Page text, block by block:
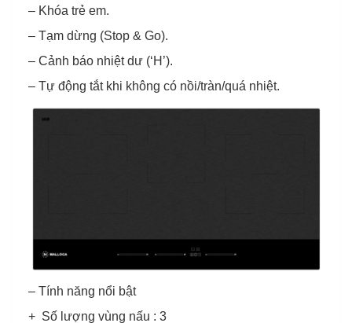
– Khóa trẻ em.
– Tạm dừng (Stop & Go).
– Cảnh báo nhiệt dư (‘H’).
– Tự động tắt khi không có nồi/tràn/quá nhiệt.
– Tính năng nổi bật
+ Số lượng vùng nấu : 3